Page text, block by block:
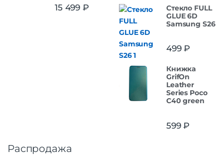
15 499 ₽
Стекло FULL
GLUE 6D
Samsung S26
499₽
Книжка
GrifOn
Leather
Series Poco
C40 green
599₽
Распродажа